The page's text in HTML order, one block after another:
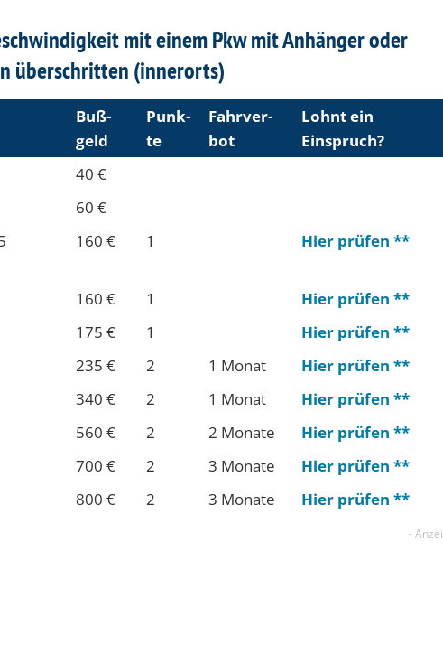
mit einem Pkw mit Anhänger oder
überschritten (innerorts)
Buß­
geld
Punk­
te
Fahr­ver­
bot
Lohnt ein
Einspruch?
40 €
60 €
160 € 1 Hier prüfen **
160 € 1
Hier prüfen **
175 € 1
Hier prüfen **
235 € 2 1 Monat
Hier prüfen **
340 € 2 1 Monat
Hier prüfen **
560 € 2 2 Monate
Hier prüfen **
700 € 2 3 Monate
Hier prüfen **
800 € 2 3 Monate Hier prüfen **